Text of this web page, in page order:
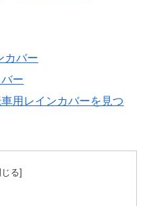
カバー
ー
用レインカバーを見つ